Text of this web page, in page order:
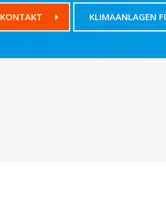
KONTAKT KLIMAANLAGEN